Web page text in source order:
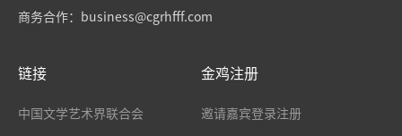
商务合作： business@cgrhfff.com
链接
中国文学艺术界联合会
金鸡注册
邀请嘉宾登录注册